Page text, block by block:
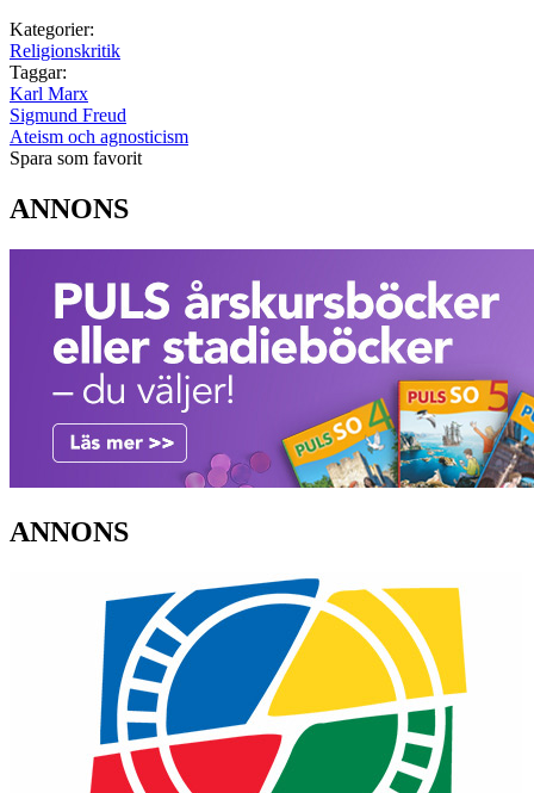
Kategorier:
Religionskritik
Taggar:
Karl Marx
Sigmund Freud
Ateism och agnosticism
Spara som favorit
ANNONS
ANNONS